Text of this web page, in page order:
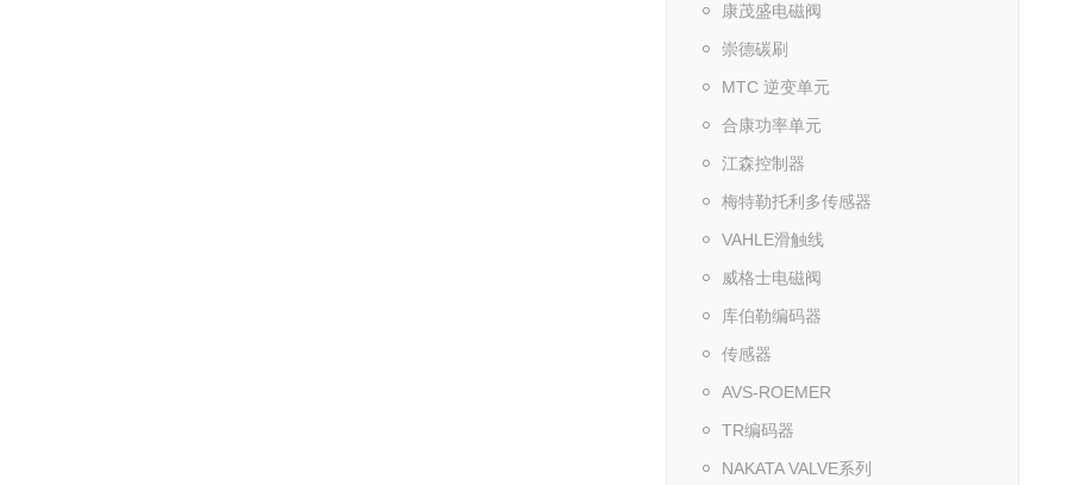
康茂盛电磁阀
崇德碳刷
MTC 逆变单元
合康功率单元
江森控制器
梅特勒托利多传感器
VAHLE滑触线
威格士电磁阀
库伯勒编码器
传感器
AVS-ROEMER
TR编码器
NAKATA VALVE系列